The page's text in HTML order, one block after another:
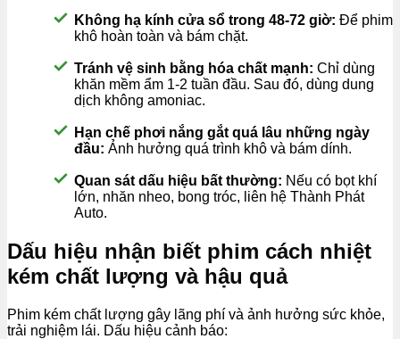
Không hạ kính cửa sổ trong 48-72 giờ: Để phim
khô hoàn toàn và bám chặt.
Tránh vệ sinh bằng hóa chất mạnh: Chỉ dùng
khăn mềm ẩm 1-2 tuần đầu. Sau đó, dùng dung
dịch không amoniac.
Hạn chế phơi nắng gắt quá lâu những ngày
đầu: Ảnh hưởng quá trình khô và bám dính.
Quan sát dấu hiệu bất thường: Nếu có bọt khí
lớn, nhăn nheo, bong tróc, liên hệ Thành Phát
Auto.
Dấu hiệu nhận biết phim cách nhiệt
kém chất lượng và hậu quả
Phim kém chất lượng gây lãng phí và ảnh hưởng sức khỏe,
trải nghiệm lái. Dấu hiệu cảnh báo: